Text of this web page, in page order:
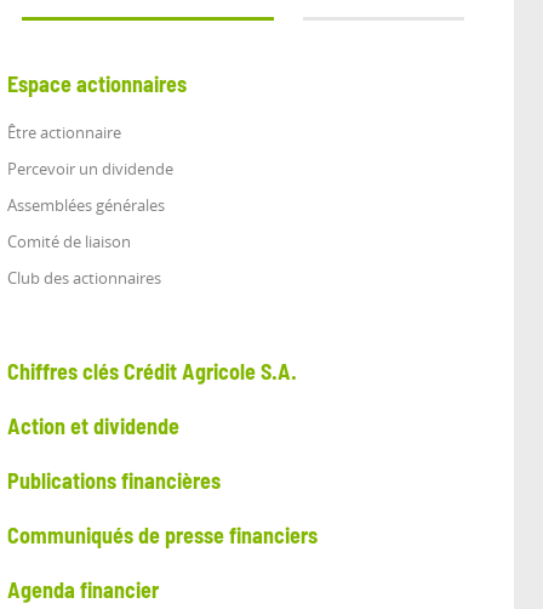
Espace actionnaires
Être actionnaire
Percevoir un dividende
Assemblées générales
Comité de liaison
Club des actionnaires
Chiffres clés Crédit Agricole S.A.
Action et dividende
Publications financières
Communiqués de presse financiers
Agenda financier